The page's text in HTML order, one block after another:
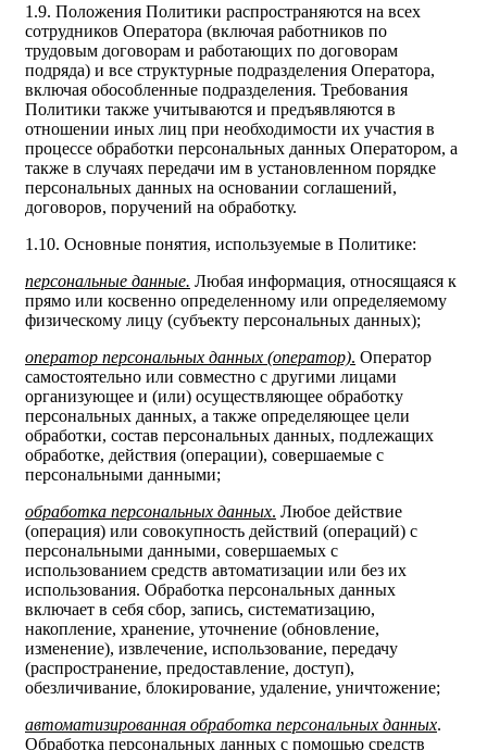
1.9. Положения Политики распространяются на всех
сотрудников Оператора (включая работников по
трудовым договорам и работающих по договорам
подряда) и все структурные подразделения Оператора,
включая обособленные подразделения. Требования
Политики также учитываются и предъявляются в
отношении иных лиц при необходимости их участия в
процессе обработки персональных данных Оператором, а
также в случаях передачи им в установленном порядке
персональных данных на основании соглашений,
договоров, поручений на обработку.
1.10. Основные понятия, используемые в Политике:
персональные данные. Любая информация, относящаяся к
прямо или косвенно определенному или определяемому
физическому лицу (субъекту персональных данных);
оператор персональных данных (оператор). Оператор
самостоятельно или совместно с другими лицами
организующее и (или) осуществляющее обработку
персональных данных, а также определяющее цели
обработки, состав персональных данных, подлежащих
обработке, действия (операции), совершаемые с
персональными данными;
обработка персональных данных. Любое действие
(операция) или совокупность действий (операций) с
персональными данными, совершаемых с
использованием средств автоматизации или без их
использования. Обработка персональных данных
включает в себя сбор, запись, систематизацию,
накопление, хранение, уточнение (обновление,
изменение), извлечение, использование, передачу
(распространение, предоставление, доступ),
обезличивание, блокирование, удаление, уничтожение;
автоматизированная обработка персональных данных.
Обработка персональных данных с помощью средств